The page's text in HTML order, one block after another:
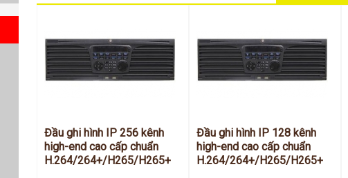
Đầu ghi hình IP 256 kênh
high-end cao cấp chuẩn
H.264/264+/H265/H265+
Đầu ghi hình IP 128 kênh
high-end cao cấp chuẩn
H.264/264+/H265/H265+